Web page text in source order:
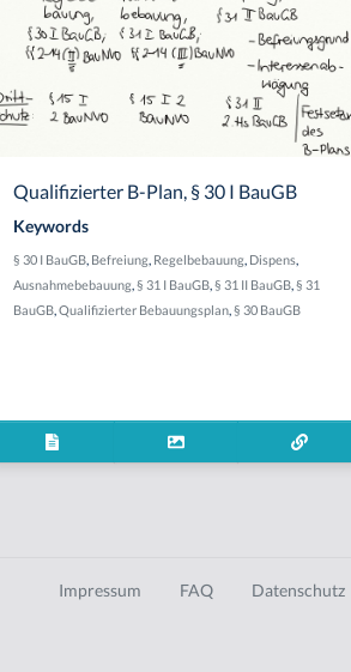
Qualifizierter B-Plan, § 30 I BauGB
Keywords
§ 30 I BauGB, Befreiung, Regelbebauung, Dispens,
Ausnahmebebauung,§ 31 I BauGB,§ 31 II BauGB,§ 31
BauGB,Qualifizierter Bebauungsplan,§ 30 BauGB
Impressum FAQ Datenschutz